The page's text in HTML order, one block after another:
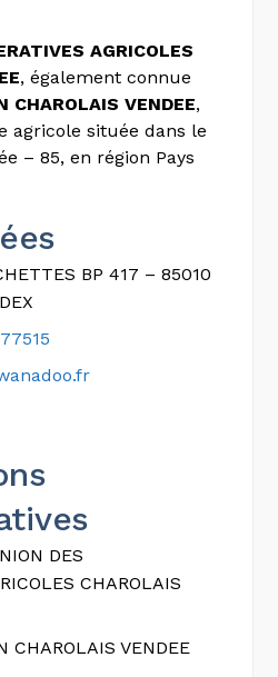
AGRICOLES
, également connue
CHAROLAIS VENDEE,
agricole située dans le
– 85, en région Pays
BP 417 – 85010
DES
CHAROLAIS
CHAROLAIS VENDEE